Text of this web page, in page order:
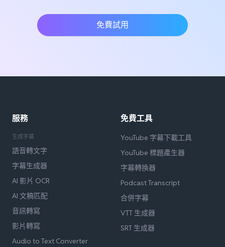
免費試用
服務
生成字幕
語音轉文字
字幕生成器
AI 影片 OCR
AI 文稿匹配
音訊轉寫
影片轉寫
Audio to Text Converter
免費工具
YouTube 字幕下載工具
YouTube 標題產生器
字幕轉換器
Podcast Transcript
合併字幕
VTT 生成器
SRT 生成器